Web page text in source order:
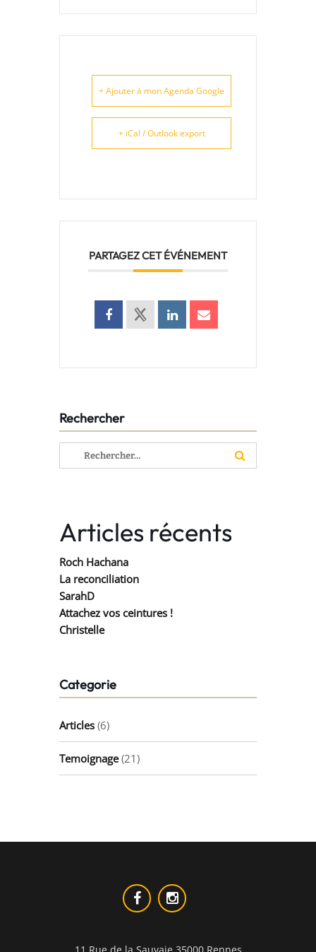
+ Ajouter à mon Agenda Google
+ iCal / Outlook export
PARTAGEZ CET ÉVÉNEMENT
Rechercher
Rechercher :
Articles récents
Roch Hachana
La reconciliation
SarahD
Attachez vos ceintures !
Christelle
Categorie
Articles (6)
Temoignage(21)
11 Rue de la Sauvaie 35000 Rennes